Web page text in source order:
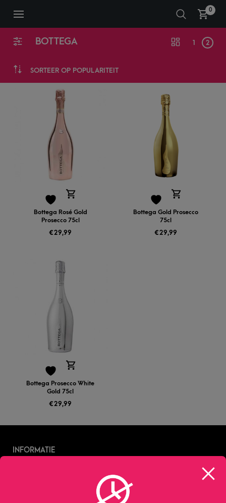
0
BOTTEGA
SORTEER OP POPULARITEIT
1 2
Bottega Rosé Gold
Prosecco 75cl
€29,99
Bottega Gold Prosecco
75cl
€29,99
Bottega Prosecco White
Gold 75cl
€29,99
INFORMATIE